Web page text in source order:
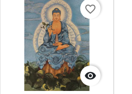

favorite_border